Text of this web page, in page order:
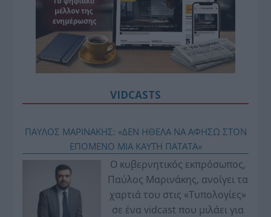
VIDCASTS
ΠΑΥΛΟΣ ΜΑΡΙΝΑΚΗΣ: «ΔΕΝ ΗΘΕΛΑ ΝΑ ΑΦΗΣΩ ΣΤΟΝ
ΕΠΟΜΕΝΟ ΜΙΑ ΚΑΥΤΗ ΠΑΤΑΤΑ»
Ο κυβερνητικός εκπρόσωπος,
Παύλος Μαρινάκης, ανοίγει τα
χαρτιά του στις «Τυπολογίες»
σε ένα vidcast που μιλάει για